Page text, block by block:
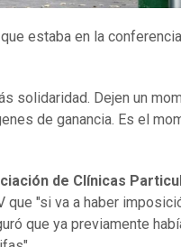
estaba en la
solidaridad. Dejen un
de ganancia. Es el
de Clínicas
que "si va a haber
que ya previamente